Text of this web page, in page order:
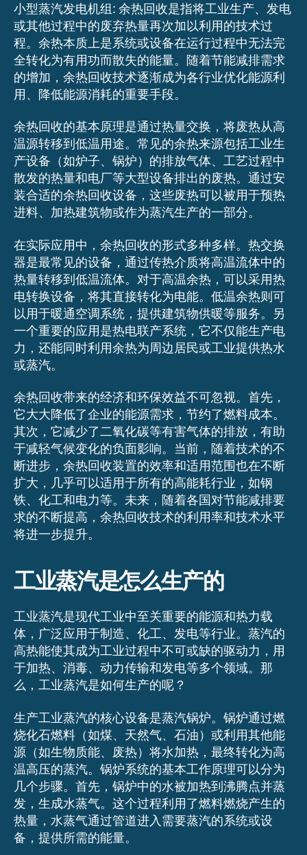
小型蒸汽发电机组: 余热回收是指将工业生产、发电
或其他过程中的废弃热量再次加以利用的技术过
程。余热本质上是系统或设备在运行过程中无法完
全转化为有用功而散失的能量。随着节能减排需求
的增加，余热回收技术逐渐成为各行业优化能源利
用、降低能源消耗的重要手段。
余热回收的基本原理是通过热量交换，将废热从高
温源转移到低温用途。常见的余热来源包括工业生
产设备（如炉子、锅炉）的排放气体、工艺过程中
散发的热量和电厂等大型设备排出的废热。通过安
装合适的余热回收设备，这些废热可以被用于预热
进料、加热建筑物或作为蒸汽生产的一部分。
在实际应用中，余热回收的形式多种多样。热交换
器是最常见的设备，通过传热介质将高温流体中的
热量转移到低温流体。对于高温余热，可以采用热
电转换设备，将其直接转化为电能。低温余热则可
以用于暖通空调系统，提供建筑物供暖等服务。另
一个重要的应用是热电联产系统，它不仅能生产电
力，还能同时利用余热为周边居民或工业提供热水
或蒸汽。
余热回收带来的经济和环保效益不可忽视。首先，
它大大降低了企业的能源需求，节约了燃料成本。
其次，它减少了二氧化碳等有害气体的排放，有助
于减轻气候变化的负面影响。当前，随着技术的不
断进步，余热回收装置的效率和适用范围也在不断
扩大，几乎可以适用于所有的高能耗行业，如钢
铁、化工和电力等。未来，随着各国对节能减排要
求的不断提高，余热回收技术的利用率和技术水平
将进一步提升。
工业蒸汽是怎么生产的
工业蒸汽是现代工业中至关重要的能源和热力载
体，广泛应用于制造、化工、发电等行业。蒸汽的
高热能使其成为工业过程中不可或缺的驱动力，用
于加热、消毒、动力传输和发电等多个领域。那
么，工业蒸汽是如何生产的呢？
生产工业蒸汽的核心设备是蒸汽锅炉。锅炉通过燃
烧化石燃料（如煤、天然气、石油）或利用其他能
源（如生物质能、废热）将水加热，最终转化为高
温高压的蒸汽。锅炉系统的基本工作原理可以分为
几个步骤。首先，锅炉中的水被加热到沸腾点并蒸
发，生成水蒸气。这个过程利用了燃料燃烧产生的
热量，水蒸气通过管道进入需要蒸汽的系统或设
备，提供所需的能量。